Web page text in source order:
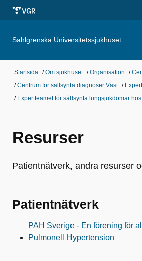
Sahlgrenska Universitetssjukhuset
Startsida /Om sjukhuset /Organisation /
/Centrum för sällsynta diagnoser Väst /
/ Expertteamet för sällsynta lungsjukdomar
Resurser
Patientnätverk, andra resurser
Patientnätverk
PAH Sverige - En förening för
Pulmonell Hypertension